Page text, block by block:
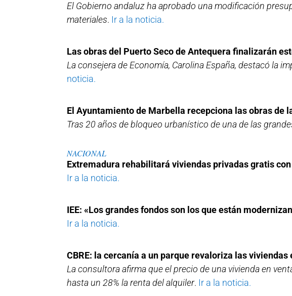
El Gobierno andaluz ha aprobado una modificación
materiales. Ir a la noticia.
Las obras del Puerto Seco de Antequera finalizarán
La consejera de Economía, Carolina España, destacó la
noticia.
El Ayuntamiento de Marbella recepciona las obras de
Tras 20 años de bloqueo urbanístico de una de las
NACIONAL
Extremadura rehabilitará viviendas privadas gratis
Ir a la noticia.
IEE: «Los grandes fondos son los que están
Ir a la noticia.
CBRE: la cercanía a un parque revaloriza las
La consultora afirma que el precio de una vivienda en
hasta un 28% la renta del alquiler. Ir a la noticia.